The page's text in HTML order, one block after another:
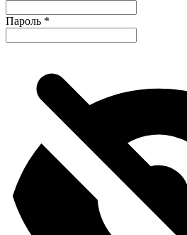
Пароль *